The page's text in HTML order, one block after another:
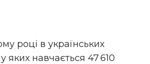
році в українських
яких навчається 47 610